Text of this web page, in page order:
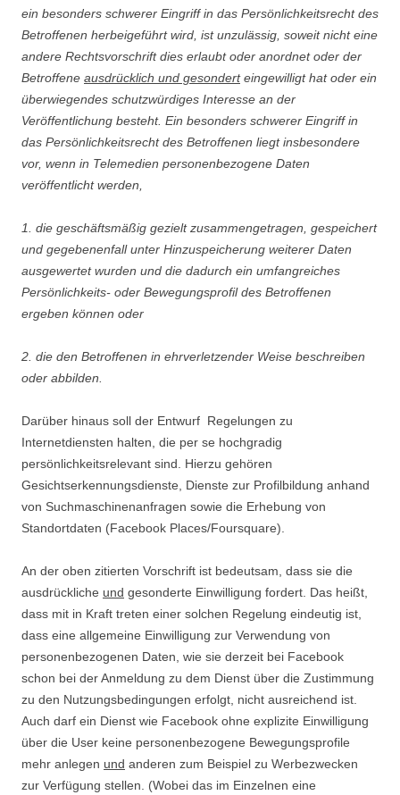
ein besonders schwerer Eingriff in das Persönlichkeitsrecht des
Betroffenen herbeigeführt wird, ist unzulässig, soweit nicht eine
andere Rechtsvorschrift dies erlaubt oder anordnet oder der
Betroffene ausdrücklich und gesonderteingewilligt hat oder ein
überwiegendes schutzwürdiges Interesse an der
Veröffentlichung besteht. Ein besonders schwerer Eingriff in
das Persönlichkeitsrecht des Betroffenen liegt insbesondere
vor, wenn in Telemedien personenbezogene Daten
veröffentlicht werden,
1. die geschäftsmäßig gezielt zusammengetragen, gespeichert
und gegebenenfall unter Hinzuspeicherung weiterer Daten
ausgewertet wurden und die dadurch ein umfangreiches
Persönlichkeits- oder Bewegungsprofil des Betroffenen
ergeben können oder
2. die den Betroffenen in ehrverletzender Weise beschreiben
oder abbilden.
Darüber hinaus soll der Entwurf Regelungen zu
Internetdiensten halten, die per se hochgradig
persönlichkeitsrelevant sind. Hierzu gehören
Gesichtserkennungsdienste, Dienste zur Profilbildung anhand
von Suchmaschinenanfragen sowie die Erhebung von
Standortdaten (Facebook Places/Foursquare).
An der oben zitierten Vorschrift ist bedeutsam, dass sie die
ausdrückliche und gesonderte Einwilligung fordert. Das heißt,
dass mit in Kraft treten einer solchen Regelung eindeutig ist,
dass eine allgemeine Einwilligung zur Verwendung von
personenbezogenen Daten, wie sie derzeit bei Facebook
schon bei der Anmeldung zu dem Dienst über die Zustimmung
zu den Nutzungsbedingungen erfolgt, nicht ausreichend ist.
Auch darf ein Dienst wie Facebook ohne explizite Einwilligung
über die User keine personenbezogene Bewegungsprofile
mehr anlegen und anderen zum Beispiel zu Werbezwecken
zur Verfügung stellen. (Wobei das im Einzelnen eine